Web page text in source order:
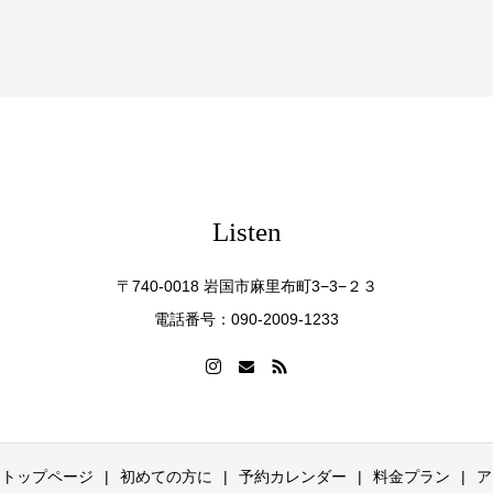
Listen
〒740-0018 岩国市麻里布町3−3−２３
電話番号：090-2009-1233
ップページ 初めての方に 予約カレンダー 料金プラン